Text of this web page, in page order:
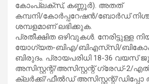
കോംപ്ലക്‌സ്, കണ്ണൂര്‍). അതത്
കമ്പനി/കോര്‍പ്പറേഷന്‍/ബോര്‍ഡ്
ശമ്പളമാണ് ലഭിക്കുക.
പ്രതീക്ഷിത ഒഴിവുകള്‍. നേരിട്ടുള്ള
യോഗ്യത-ബിഎ/ബിഎസ്‌സി/
ബിരുദം. പ്രായപരിധി 18-36 വയസ്
അസിസ്റ്റന്റ്/അസിസ്റ്റന്റ് ഗ്രേഡ്-2/
ക്ലര്‍ക്ക്/ഫീല്‍ഡ് അസിസ്റ്റന്റ്/ഡിപ്പോ